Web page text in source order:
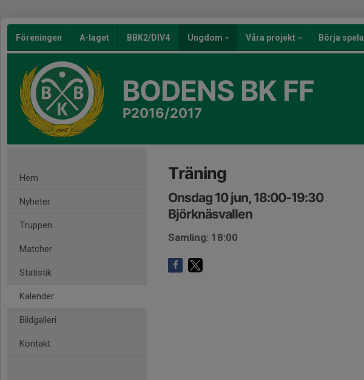
Föreningen A-laget BBK2/DIV4 Ungdom Våra projekt Börja spela
BODENS BK FF
P2016/2017
Hem
Nyheter
Truppen
Matcher
Statistik
Kalender
Bildgalleri
Kontakt
Träning
Onsdag 10 jun, 18:00-19:30
Björknäsvallen
Samling: 18:00